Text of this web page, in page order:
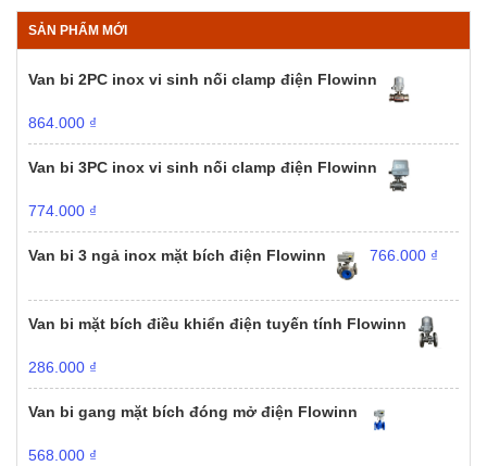
SẢN PHẨM MỚI
Van bi 2PC inox vi sinh nối clamp điện Flowinn
864.000 ₫
Van bi 3PC inox vi sinh nối clamp điện Flowinn
774.000 ₫
Van bi 3 ngả inox mặt bích điện Flowinn 766.000 ₫
Van bi mặt bích điều khiển điện tuyến tính Flowinn
286.000 ₫
Van bi gang mặt bích đóng mở điện Flowinn
568.000 ₫